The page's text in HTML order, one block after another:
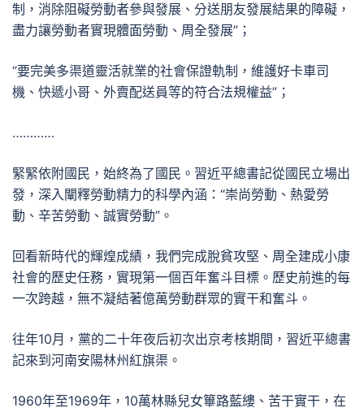
制，消除阻礙勞動者參與發展、分送朋友發展結果的障礙，
盡力讓勞動者實現體面勞動、周全發展”；
“要完美多渠道靈活就業的社會保證軌制，維護好卡車司
機、快遞小哥、外賣配送員等的符合法規權益”；
…………
緊緊依附國民，始終為了國民。習近平總書記從國民立場出
發，深入闡釋勞動精力的科學內涵：“崇尚勞動、熱愛勞
動、辛苦勞動、誠實勞動”。
回看新時代的輝煌成績，我們完成脫貧攻堅、周全建成小康
社會的歷史任務，實現第一個百年奮斗目標。歷史前進的每
一次跨越，無不凝結著億萬勞動群眾的實干和奮斗。
往年10月，黨的二十年夜后初次出京考核期間，習近平總書
記來到河南安陽林州紅旗渠。
1960年至1969年，10萬林縣兒女篳路藍縷、苦干實干，在